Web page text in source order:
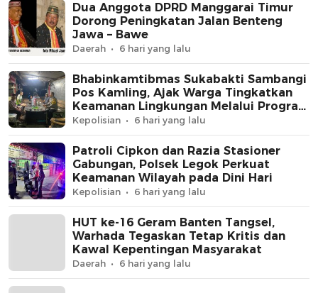
Dua Anggota DPRD Manggarai Timur
Dorong Peningkatan Jalan Benteng
Jawa – Bawe
Daerah 6 hari yang lalu
Bhabinkamtibmas Sukabakti Sambangi
Pos Kamling, Ajak Warga Tingkatkan
Keamanan Lingkungan Melalui Program
Jaga Jakarta+
Kepolisian 6 hari yang lalu
Patroli Cipkon dan Razia Stasioner
Gabungan, Polsek Legok Perkuat
Keamanan Wilayah pada Dini Hari
Kepolisian 6 hari yang lalu
HUT ke-16 Geram Banten Tangsel,
Warhada Tegaskan Tetap Kritis dan
Kawal Kepentingan Masyarakat
Daerah 6 hari yang lalu